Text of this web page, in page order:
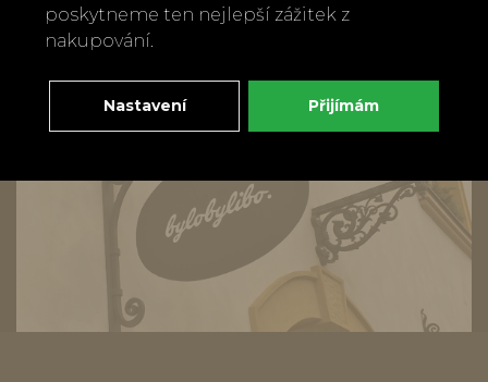
poskytneme ten nejlepší zážitek z
nakupování.
Nastavení Přijímám